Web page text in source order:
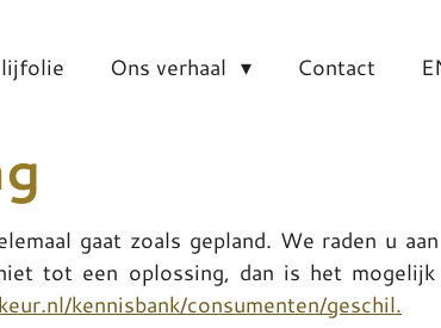
Ons verhaal Contact
gaat zoals gepland. We raden u
tot een oplossing, dan is het
kennisbank/consumenten/geschil.